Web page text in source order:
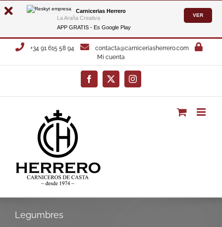
Carnicerias Herrero
La Araña Creativa
APP GRATIS - Es Google Play
VER
Saltar
+34 91 615 58 94
contacta@carniceriasherrero.com
Mi cuenta
Facebook
X Instagram
Legumbres